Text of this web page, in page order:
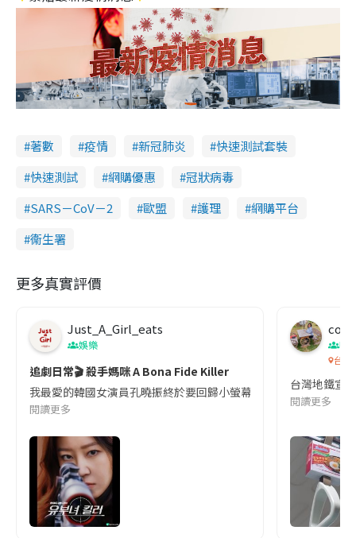
著數 疫情 新冠肺炎
快速測試套裝
快速測試
網購優惠
冠狀病毒
SARS－CoV－2
歐盟 護理
網購平台
衞生署
更多真實評價
Just_A_Girl_eats
娛樂
追劇日常🎬 殺手媽咪 A Bona Fide Killer
我最愛的韓國女演員孔曉振終於要回歸小螢幕啦!這次的劇本改編
閱讀更多
co
吹
台灣
台灣地鐵宣
閱讀更多